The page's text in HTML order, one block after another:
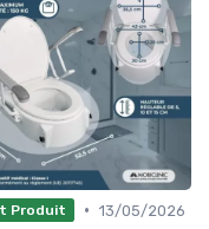
Produit • 13/05/2026